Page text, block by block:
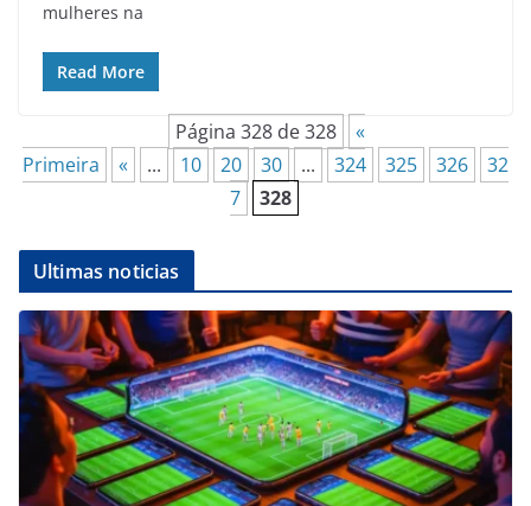
mulheres na
Read More
Página 328 de 328
«
Primeira
« ... 10 20 30 ... 324 325 326
32
7
328
Ultimas noticias